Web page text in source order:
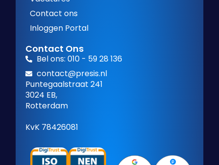
Contact ons
Inloggen Portal
Contact Ons
Bel ons: 010 - 59 28 136
contact@presis.nl
Puntegaalstraat 241
3024 EB,
Rotterdam
KvK 78426081